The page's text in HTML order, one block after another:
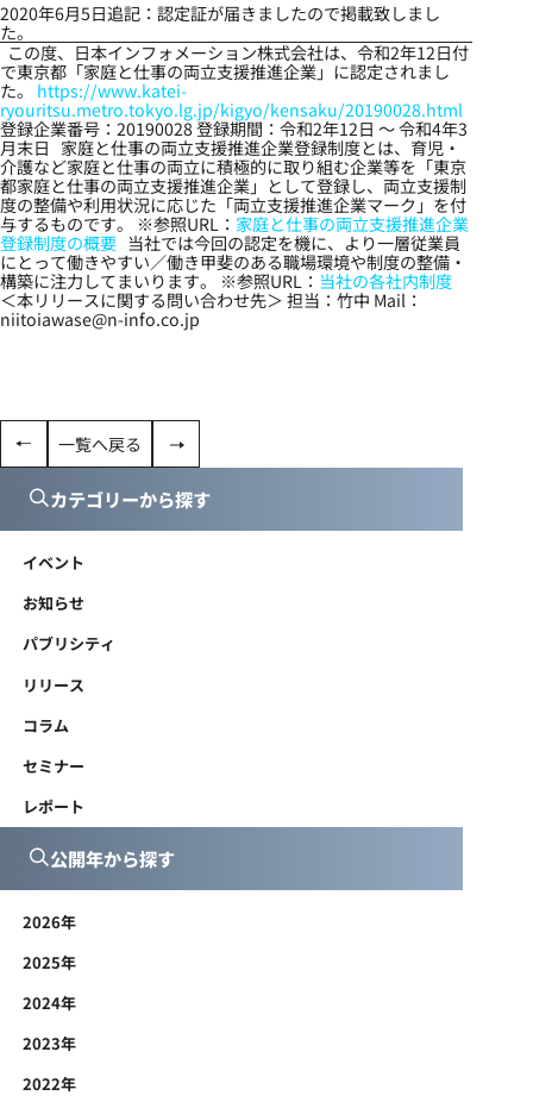
2020年6月5日追記：認定証が届きましたので掲載致しまし
た。
この度、日本インフォメーション株式会社は、令和2年12日付
で東京都「家庭と仕事の両立支援推進企業」に認定されまし
た。 https://www.katei-
ryouritsu.metro.tokyo.lg.jp/kigyo/kensaku/20190028.html
登録企業番号：20190028 登録期間：令和2年12日 ～ 令和4年3
月末日 家庭と仕事の両立支援推進企業登録制度とは、育児・
介護など家庭と仕事の両立に積極的に取り組む企業等を「東京
都家庭と仕事の両立支援推進企業」として登録し、両立支援制
度の整備や利用状況に応じた「両立支援推進企業マーク」を付
与するものです。 ※参照URL： 家庭と仕事の両立支援推進企業
登録制度の概要 当社では今回の認定を機に、より一層従業員
にとって働きやすい／働き甲斐のある職場環境や制度の整備・
構築に注力してまいります。 ※参照URL： 当社の各社内制度
＜本リリースに関する問い合わせ先＞ 担当：竹中 Mail：
niitoiawase@n-info.co.jp
一覧へ戻る
カテゴリーから探す
イベント
お知らせ
パブリシティ
リリース
コラム
セミナー
レポート
公開年から探す
2026年
2025年
2024年
2023年
2022年